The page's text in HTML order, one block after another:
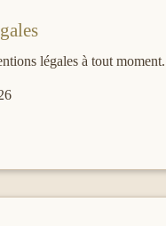
légales à tout moment.